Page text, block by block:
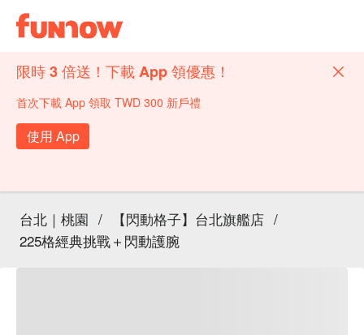
限時 3 倍送！下載 App 領優惠！
首次下載 App 領取 TWD 300 新戶禮
使用 App
台北｜桃園 / 【閃動格子】台北旗艦店 /
225格經典挑戰＋閃動護腕